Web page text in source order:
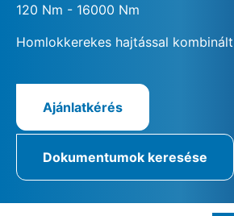
120 Nm - 16000 Nm
Homlokkerekes hajtással
Ajánlatkérés
Dokumentumok keresése